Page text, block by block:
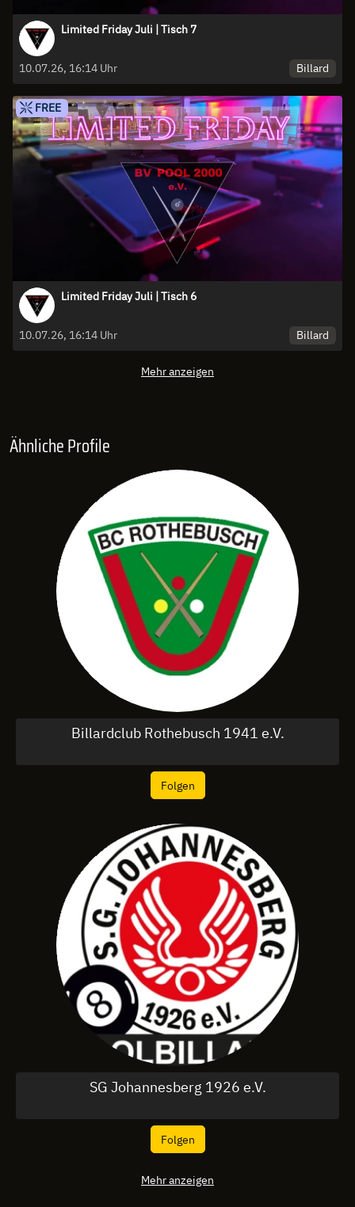
Limited Friday Juli | Tisch 7
10.07.26, 16:14 Uhr Billard
FREE
Limited Friday Juli | Tisch 6
10.07.26, 16:14 Uhr Billard
Mehr anzeigen
Ähnliche Profile
Billardclub Rothebusch 1941 e.V.
Folgen
SG Johannesberg 1926 e.V.
Folgen
Mehr anzeigen